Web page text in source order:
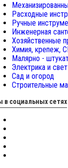
Расходные
Ручные
Инженерная
Хозяйственные
Химия, крепеж,
Малярно -
Электрика и свет
Сад и огород
Строительные
в социальных сетях